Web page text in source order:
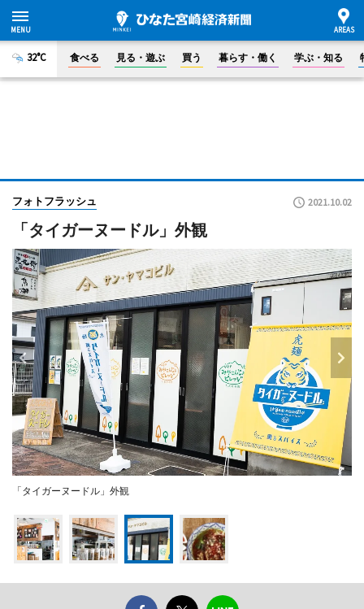
32°C 食べる 見る・遊ぶ 買う 暮らす・働く 学ぶ・知る
フォトフラッシュ 2021.10.02
「タイガーヌードル」外観
「タイガーヌードル」外観